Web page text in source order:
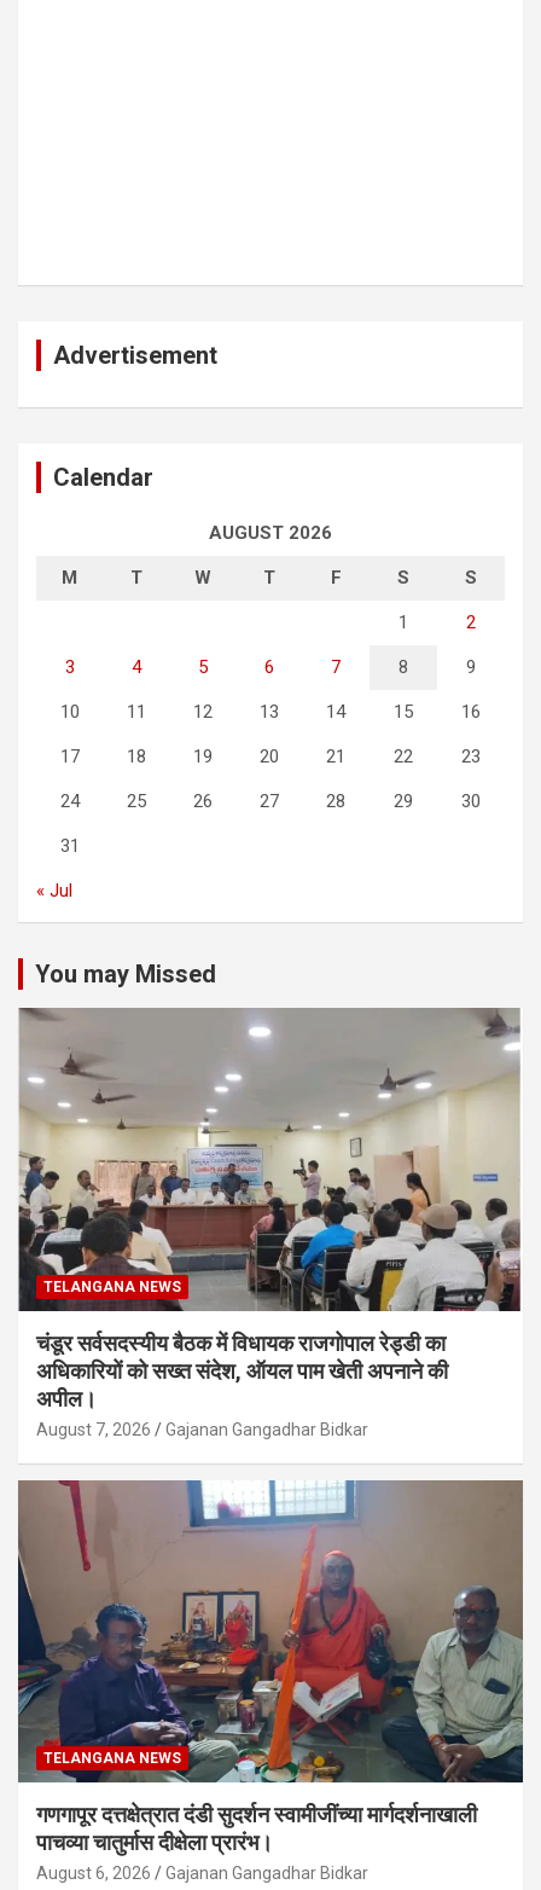
Advertisement
Calendar
AUGUST 2026
M T W T F S S
1 2
3 4 5 6 7 8 9
10 11 12 13 14 15 16
17 18 19 20 21 22 23
24 25 26 27 28 29 30
31
« Jul
You may Missed
TELANGANA NEWS
चंडूर सर्वसदस्यीय बैठक में विधायक राजगोपाल रेड्डी का
अधिकारियों को सख्त संदेश, ऑयल पाम खेती अपनाने की
अपील।
August 7, 2026 Gajanan Gangadhar Bidkar
TELANGANA NEWS
गणगापूर दत्तक्षेत्रात दंडी सुदर्शन स्वामीजींच्या मार्गदर्शनाखाली
पाचव्या चातुर्मास दीक्षेला प्रारंभ।
August 6, 2026 Gajanan Gangadhar Bidkar